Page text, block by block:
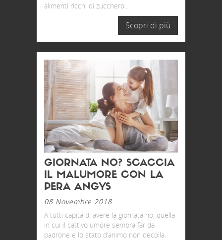
alimenti ricchi di zucchero...
Scopri di più
GIORNATA NO? SCACCIA
IL MALUMORE CON LA
PERA ANGYS
08 Novembre 2018
A tutti capita di avere la giornata no, quella
in cui il cattivo umore sembra far da
padrone e lo stato d’animo non decolla.